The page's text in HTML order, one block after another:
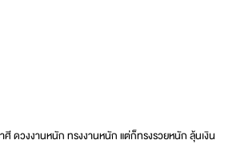
ศี ดวงงานหนัก ทรงงานหนัก แต่ก็ทรงรวยหนัก ลุ้นเงิน